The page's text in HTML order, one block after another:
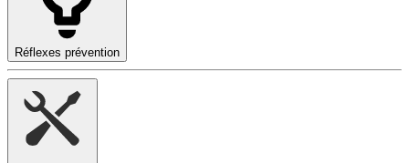
Réflexes prévention